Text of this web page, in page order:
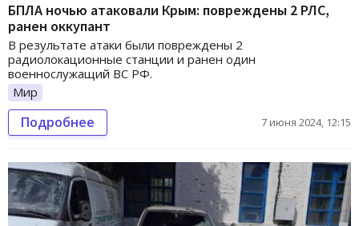
БПЛА ночью атаковали Крым: повреждены 2 РЛС,
ранен оккупант
В результате атаки были повреждены 2
радиолокационные станции и ранен один
военнослужащий ВС РФ.
Мир
Подробнее 7 июня 2024, 12:15